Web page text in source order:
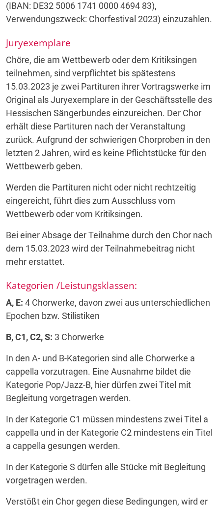
(IBAN: DE32 5006 1741 0000 4694 83),
Verwendungszweck: Chorfestival 2023) einzuzahlen.
Juryexemplare
Chöre, die am Wettbewerb oder dem Kritiksingen
teilnehmen, sind verpflichtet bis spätestens
15.03.2023 je zwei Partituren ihrer Vortragswerke im
Original als Juryexemplare in der Geschäftsstelle des
Hessischen Sängerbundes einzureichen. Der Chor
erhält diese Partituren nach der Veranstaltung
zurück. Aufgrund der schwierigen Chorproben in den
letzten 2 Jahren, wird es keine Pflichtstücke für den
Wettbewerb geben.
Werden die Partituren nicht oder nicht rechtzeitig
eingereicht, führt dies zum Ausschluss vom
Wettbewerb oder vom Kritiksingen.
Bei einer Absage der Teilnahme durch den Chor nach
dem 15.03.2023 wird der Teilnahmebeitrag nicht
mehr erstattet.
Kategorien /Leistungsklassen:
A, E: 4 Chorwerke, davon zwei aus unterschiedlichen
Epochen bzw. Stilistiken
B, C1, C2, S: 3 Chorwerke
In den A- und B-Kategorien sind alle Chorwerke a
cappella vorzutragen. Eine Ausnahme bildet die
Kategorie Pop/Jazz-B, hier dürfen zwei Titel mit
Begleitung vorgetragen werden.
In der Kategorie C1 müssen mindestens zwei Titel a
cappella und in der Kategorie C2 mindestens ein Titel
a cappella gesungen werden.
In der Kategorie S dürfen alle Stücke mit Begleitung
vorgetragen werden.
Verstößt ein Chor gegen diese Bedingungen, wird er